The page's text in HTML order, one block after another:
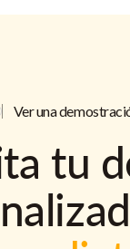
Ver una
tu